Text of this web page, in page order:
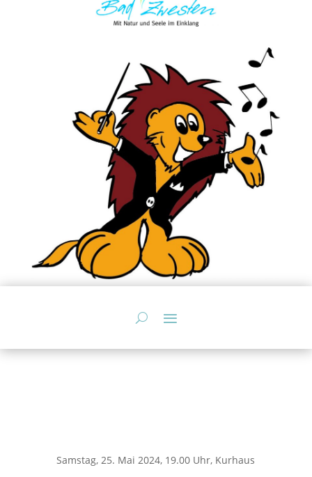
Samstag, 25. Mai 2024, 19.00 Uhr, Kurhaus